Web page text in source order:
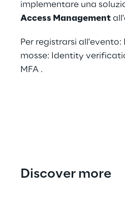
implementare una
Access Management
Per registrarsi all'evento:
mosse: Identity
MFA .
Discover more